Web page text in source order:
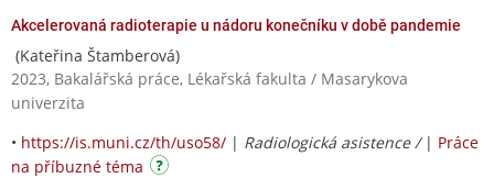
Akcelerovaná radioterapie u nádoru konečníku v době pandemie
(Kateřina Štamberová)
2023, Bakalářská práce, Lékařská fakulta / Masarykova
univerzita
• https://is.muni.cz/th/uso58/ | Radiologická asistence / | Práce
na příbuzné téma